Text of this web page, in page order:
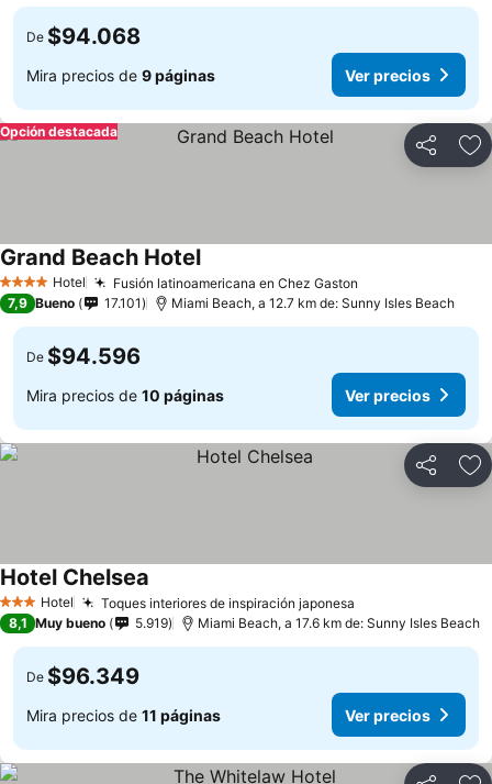
De $94.068
Mira precios de 9 páginas Ver precios
Compartir
Opción destacada
4 EstrellasHotel Fusión latinoamericana en Chez Gaston
Grand Beach Hotel
7,9 Bueno 17.101 Miami Beach, a 12.7 km de: Sunny Isles Beach
De $94.596
Mira precios de 10 páginas Ver precios
Compartir
3 Estrellas
Hotel Toques interiores de inspiración japonesa
Hotel Chelsea
8,1 Muy bueno 5.919 Miami Beach, a 17.6 km de: Sunny Isles Beach
De $96.349
Mira precios de 11 páginas Ver precios